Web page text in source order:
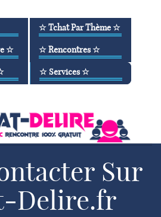
☆ Tchat Par Thème ☆
☆ Tchat Maghreb
☆ Tchat Francophone
☆ ☆ Rencontres ☆
☆ Rencontre
☆ Infidèle
☆ Services ☆
☆ Réservé Pseudo
☆ Application
☆ Partenaires
Sur
Delire.fr